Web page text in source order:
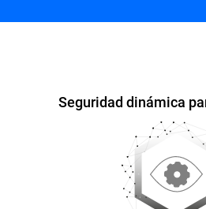
Seguridad dinámica